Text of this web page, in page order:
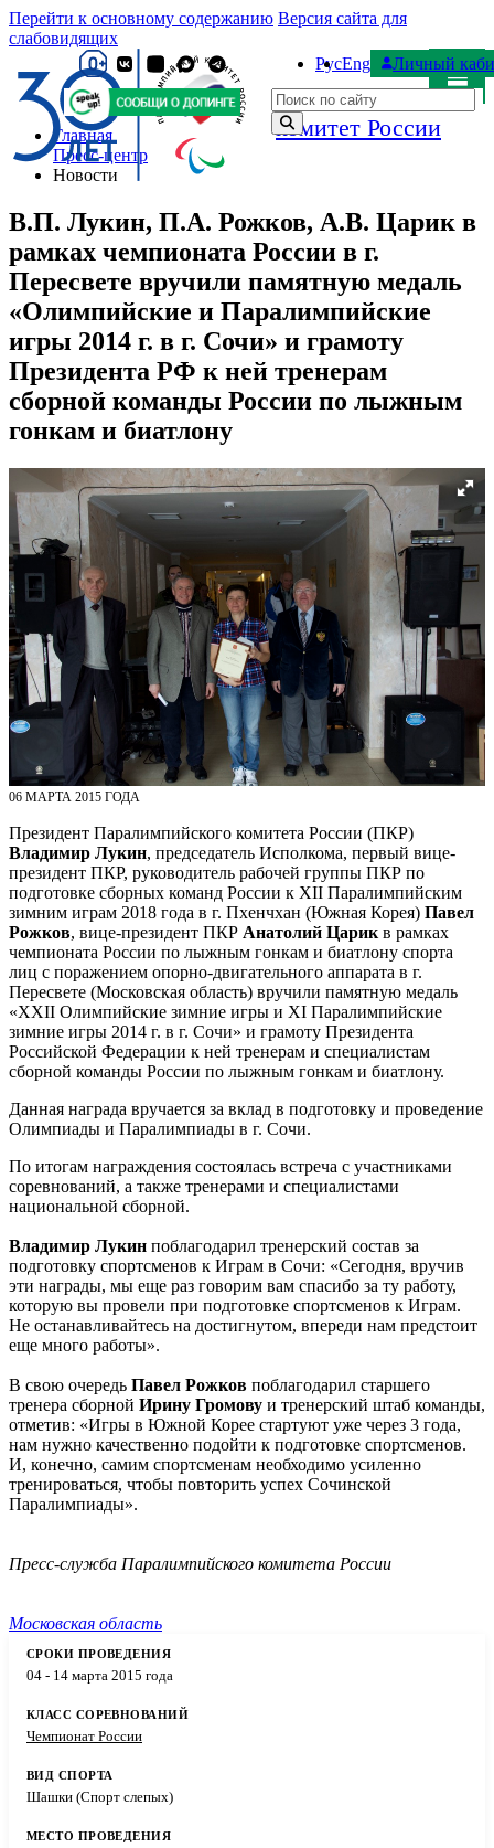
Перейти к основному содержанию Версия сайта для
слабовидящих
Паралимпийский
комитет России
РусEng
Личный
Поиск по сайту
Главная
Пресс-центр
Новости
В.П. Лукин, П.А. Рожков, А.В. Царик в
рамках чемпионата России в г.
Пересвете вручили памятную медаль
«Олимпийские и Паралимпийские
игры 2014 г. в г. Сочи» и грамоту
Президента РФ к ней тренерам
сборной команды России по лыжным
гонкам и биатлону
06 МАРТА 2015 ГОДА
Президент Паралимпийского комитета России (ПКР)
Владимир Лукин, председатель Исполкома, первый вице-
президент ПКР, руководитель рабочей группы ПКР по
подготовке сборных команд России к XII Паралимпийским
зимним играм 2018 года в г. Пхенчхан (Южная Корея) Павел
Рожков, вице-президент ПКР Анатолий Царик в рамках
чемпионата России по лыжным гонкам и биатлону спорта
лиц с поражением опорно-двигательного аппарата в г.
Пересвете (Московская область) вручили памятную медаль
«XXII Олимпийские зимние игры и XI Паралимпийские
зимние игры 2014 г. в г. Сочи» и грамоту Президента
Российской Федерации к ней тренерам и специалистам
сборной команды России по лыжным гонкам и биатлону.
Данная награда вручается за вклад в подготовку и проведение
Олимпиады и Паралимпиады в г. Сочи.
По итогам награждения состоялась встреча с участниками
соревнований, а также тренерами и специалистами
национальной сборной.
Владимир Лукин поблагодарил тренерский состав за
подготовку спортсменов к Играм в Сочи: «Сегодня, вручив
эти награды, мы еще раз говорим вам спасибо за ту работу,
которую вы провели при подготовке спортсменов к Играм.
Не останавливайтесь на достигнутом, впереди нам предстоит
еще много работы».
В свою очередь Павел Рожков поблагодарил старшего
тренера сборной Ирину Громову и тренерский штаб команды,
отметив: «Игры в Южной Корее стартуют уже через 3 года,
нам нужно качественно подойти к подготовке спортсменов.
И, конечно, самим спортсменам необходимо усиленно
тренироваться, чтобы повторить успех Сочинской
Паралимпиады».
Пресс-служба Паралимпийского комитета России
Московская область
04 - 14 марта 2015 года
Чемпионат России
Шашки (Спорт слепых)